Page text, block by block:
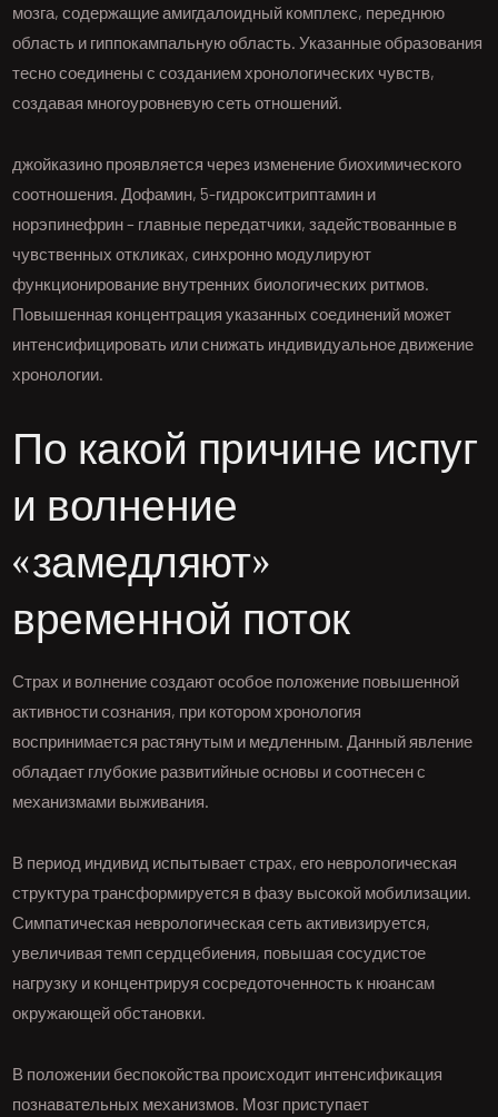
мозга, содержащие амигдалоидный комплекс, переднюю
область и гиппокампальную область. Указанные образования
тесно соединены с созданием хронологических чувств,
создавая многоуровневую сеть отношений.
джойказино проявляется через изменение биохимического
соотношения. Дофамин, 5-гидрокситриптамин и
норэпинефрин – главные передатчики, задействованные в
чувственных откликах, синхронно модулируют
функционирование внутренних биологических ритмов.
Повышенная концентрация указанных соединений может
интенсифицировать или снижать индивидуальное движение
хронологии.
По какой причине испуг
и волнение
«замедляют»
временной поток
Страх и волнение создают особое положение повышенной
активности сознания, при котором хронология
воспринимается растянутым и медленным. Данный явление
обладает глубокие развитийные основы и соотнесен с
механизмами выживания.
В период индивид испытывает страх, его неврологическая
структура трансформируется в фазу высокой мобилизации.
Симпатическая неврологическая сеть активизируется,
увеличивая темп сердцебиения, повышая сосудистое
нагрузку и концентрируя сосредоточенность к нюансам
окружающей обстановки.
В положении беспокойства происходит интенсификация
познавательных механизмов. Мозг приступает